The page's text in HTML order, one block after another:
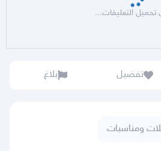
تحميل التعليقات...
تفضيل بلاغ
ومناسبات